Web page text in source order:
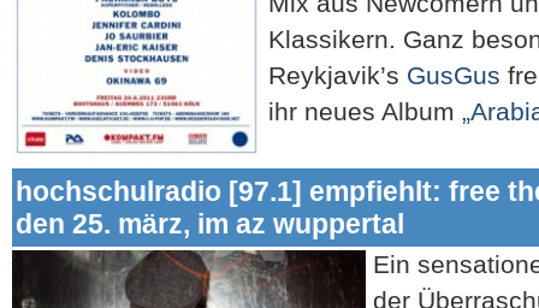
Klassikern. Ganz
Reykjavik’s GusGus
ihr neues Album
hochschulradio [97.1] empfiehlt: free
den 25. märz, im az wuppertal
Ein
der